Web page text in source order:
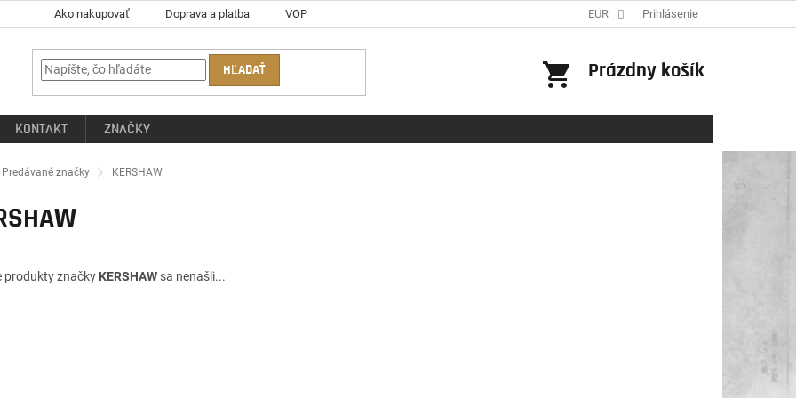
Ako nakupovať Doprava a platba VOP EUR Prihlásenie
HĽADAŤ
NÁKUPNÝ
Prázdny košík
KONTAKT ZNAČKY
Predávané značky KERSHAW
produkty značky KERSHAW sa nenašli...